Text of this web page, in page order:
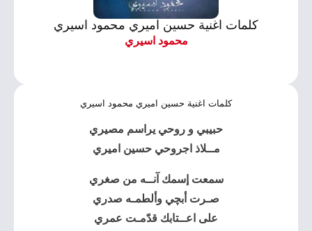
كلمات اغنية حسين اميري محمود اسيري
محمود اسيري
كلمات اغنية حسين اميري محمود اسيري
حبيبي و روحي يراسم مصيري
مــلاذ اجروحيحسين اميري
سمعت إسمك آنــه من صغري
صـرت أبچي وألطمـه صدري
على اعــتابك قدّمـت عمري